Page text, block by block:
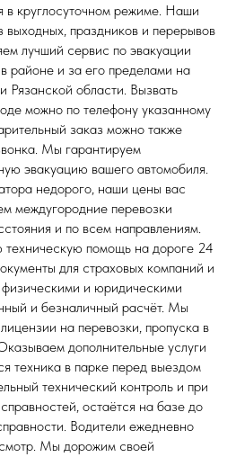
в круглосуточном режиме. Наши
выходных, праздников и перерывов
лучший сервис по эвакуации
районе и за его пределами на
Рязанской области. Вызвать
можно по телефону указанному
заказ можно также
Мы гарантируем
эвакуацию вашего автомобиля.
недорого, наши цены вас
междугородние перевозки
и по всем направлениям.
помощь на дороге 24
для страховых компаний и
и юридическими
и безналичный расчёт. Мы
на перевозки, пропуска в
дополнительные услуги
техника в парке перед выездом
технический контроль и при
остаётся на базе до
Водители ежедневно
Мы дорожим своей